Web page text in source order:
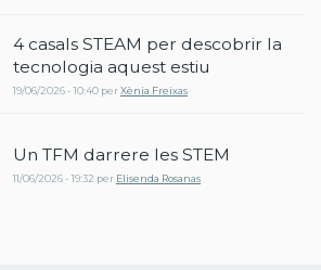
4 casals STEAM per descobrir la
tecnologia aquest estiu
19/06/2026 - 10:40 perXènia Freixas
Un TFM darrere les STEM
11/06/2026 - 19:32 per Elisenda Rosanas